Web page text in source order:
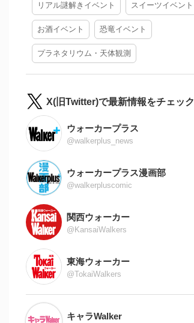
リアル謎解きイベント スイーツイベント
お酒イベント 恐竜イベント
プラネタリウム・天体観測
X(旧Twitter)で最新情報をチェック
ウォーカープラス
@walkerplus_news
ウォーカープラス漫画部
@walkerpluscomic
関西ウォーカー
@KansaiWalkers
東海ウォーカー
@TokaiWalkers
キャラWalker